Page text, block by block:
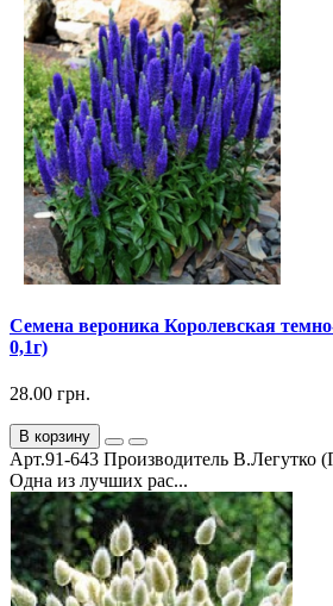
Семена вероника Королевская
0,1г)
28.00 грн.
В корзину
Арт.91-643 Производитель В.Легутко
Одна из лучших рас...